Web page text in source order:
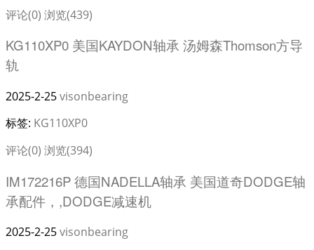
评论(0) 浏览(439)
KG110XP0 美国KAYDON轴承 汤姆森Thomson方导
轨
2025-2-25visonbearing
标签: KG110XP0
评论(0) 浏览(394)
IM172216P 德国NADELLA轴承 美国道奇DODGE轴
承配件，,DODGE减速机
2025-2-25visonbearing